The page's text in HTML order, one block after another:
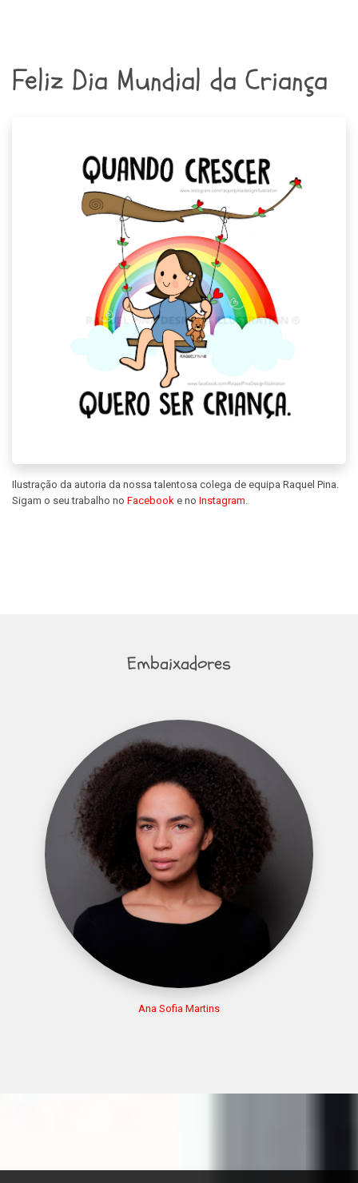
Feliz Dia Mundial da Criança
Ilustração da autoria da nossa talentosa colega de equipa Raquel Pina.
Sigam o seu trabalho no Facebook e no Instagram.
Embaixadores
Ana Sofia Martins